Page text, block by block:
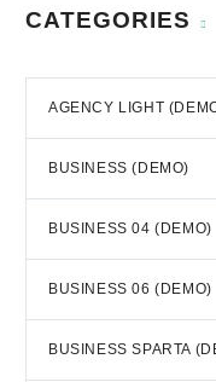
CATEGORIES
AGENCY LIGHT
BUSINESS (DEMO)
BUSINESS 04 (DEMO)
BUSINESS 06 (DEMO)
BUSINESS SPARTA